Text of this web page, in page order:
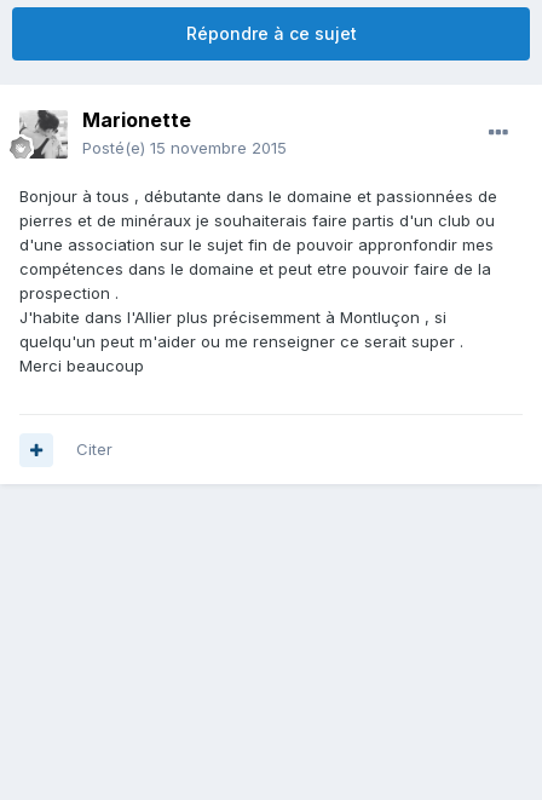
Répondre à ce sujet
Marionette
Posté(e) 15 novembre 2015
Bonjour à tous , débutante dans le domaine et passionnées de
pierres et de minéraux je souhaiterais faire partis d'un club ou
d'une association sur le sujet fin de pouvoir appronfondir mes
compétences dans le domaine et peut etre pouvoir faire de la
prospection .
J'habite dans l'Allier plus précisemment à Montluçon , si
quelqu'un peut m'aider ou me renseigner ce serait super .
Merci beaucoup
Citer